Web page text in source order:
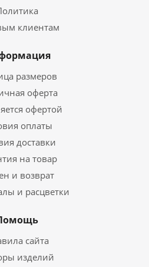
клиентам
размеров
оферта
офертой
оплаты
доставки
на товар
и возврат
и расцветки
сайта
изделий